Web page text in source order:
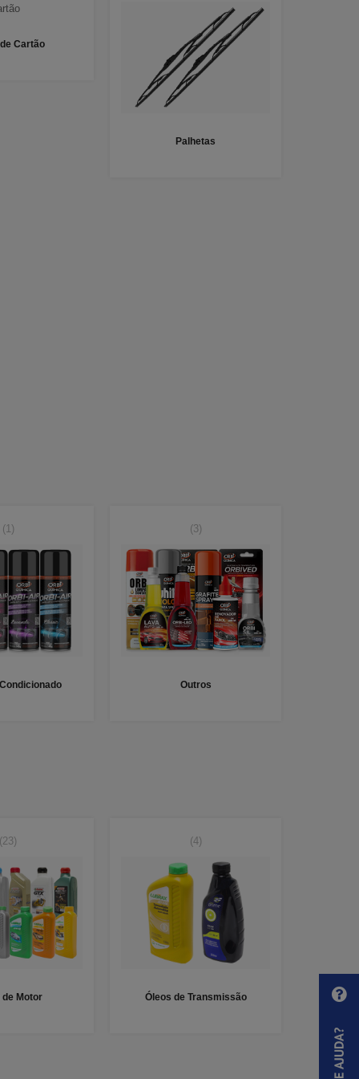
Cartão
Palhetas
(1) (3)
Outros
(23)
de Motor
(4)
Óleos de Transmissão